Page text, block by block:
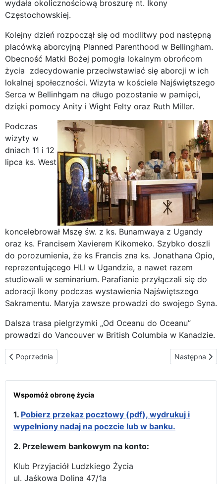
wydała okolicznościową broszurę nt. Ikony
Częstochowskiej.
Kolejny dzień rozpoczął się od modlitwy pod następną
placówką aborcyjną Planned Parenthood w Bellingham.
Obecność Matki Bożej pomogła lokalnym obrońcom
życia zdecydowanie przeciwstawiać się aborcji w ich
lokalnej społeczności. Wizyta w kościele Najświętszego
Serca w Bellinhgam na długo pozostanie w pamięci,
dzięki pomocy Anity i Wight Felty oraz Ruth Miller.
Podczas
wizyty w
dniach 11 i 12
lipca ks. West
koncelebrował Mszę św. z ks. Bunamwaya z Ugandy
oraz ks. Francisem Xavierem Kikomeko. Szybko doszli
do porozumienia, że ks Francis zna ks. Jonathana Opio,
reprezentującego HLI w Ugandzie, a nawet razem
studiowali w seminarium. Parafianie przyłączali się do
adoracji Ikony podczas wystawienia Najświętszego
Sakramentu. Maryja zawsze prowadzi do swojego Syna.
Dalsza trasa pielgrzymki „Od Oceanu do Oceanu”
prowadzi do Vancouver w British Columbia w Kanadzie.
Poprzednia strona: Znowu w Kanadzie – wizyta w Vancouver
Poprzednia Następna
Następna
Wspomóż obronę życia
1. Pobierz przekaz pocztowy (pdf), wydrukuj i
wypełniony nadaj na poczcie lub w banku.
2. Przelewem bankowym na konto:
Klub Przyjaciół Ludzkiego Życia
ul. Jaśkowa Dolina 47/1a